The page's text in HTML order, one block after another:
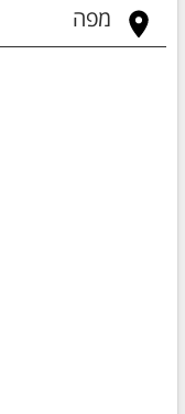
מפה